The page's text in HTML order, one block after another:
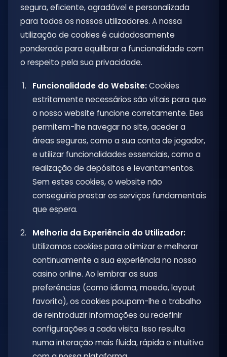
segura, eficiente, agradável e personalizada
para todos os nossos utilizadores. A nossa
utilização de cookies é cuidadosamente
ponderada para equilibrar a funcionalidade com
o respeito pela sua privacidade.
Funcionalidade do Website:Cookies
estritamente necessários são vitais para que
o nosso website funcione corretamente. Eles
permitem-lhe navegar no site, aceder a
áreas seguras, como a sua conta de jogador,
e utilizar funcionalidades essenciais, como a
realização de depósitos e levantamentos.
Sem estes cookies, o website não
conseguiria prestar os serviços fundamentais
que espera.
Melhoria da Experiência do Utilizador:
Utilizamos cookies para otimizar e melhorar
continuamente a sua experiência no nosso
casino online. Ao lembrar as suas
preferências (como idioma, moeda, layout
favorito), os cookies poupam-lhe o trabalho
de reintroduzir informações ou redefinir
configurações a cada visita. Isso resulta
numa interação mais fluida, rápida e intuitiva